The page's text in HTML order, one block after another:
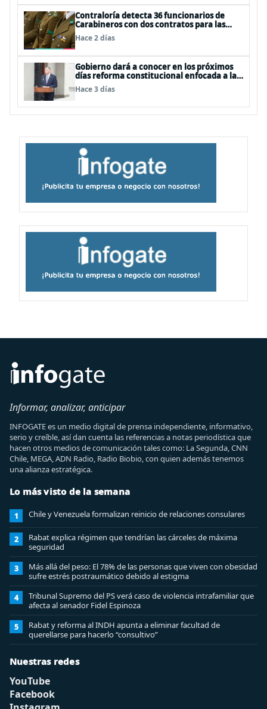
Contraloría detecta 36 funcionarios de
Carabineros con dos contratos para las
mismas funciones
Hace 2 días
Gobierno dará a conocer en los próximos
días reforma constitucional enfocada a la
seguridad
Hace 3 días
Informar, analizar, anticipar
INFOGATE es un medio digital de prensa independiente, informativo,
serio y creíble, así dan cuenta las referencias a notas periodística que
hacen otros medios de comunicación tales como: La Segunda, CNN
Chile, MEGA, ADN Radio, Radio Biobio, con quien además tenemos
una alianza estratégica.
Lo más visto de la semana
1 Chile y Venezuela formalizan reinicio de relaciones consulares
2
Rabat explica régimen que tendrían las cárceles de máxima
seguridad
3
Más allá del peso: El 78% de las personas que viven con obesidad
sufre estrés postraumático debido al estigma
4
Tribunal Supremo del PS verá caso de violencia intrafamiliar que
afecta al senador Fidel Espinoza
5
Rabat y reforma al INDH apunta a eliminar facultad de
querellarse para hacerlo “consultivo”
Nuestras redes
YouTube
Facebook